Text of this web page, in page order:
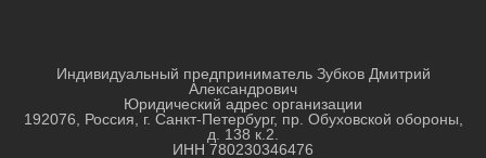
Индивидуальный предприниматель Зубков Дмитрий
Александрович
Юридический адрес организации
192076, Россия, г. Санкт-Петербург, пр. Обуховской обороны,
д. 138 к.2.
ИНН 780230346476